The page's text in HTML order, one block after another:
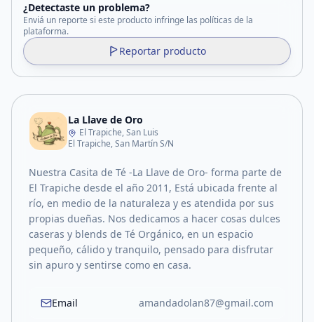
¿Detectaste un problema?
Enviá un reporte si este producto infringe las políticas de la
plataforma.
Reportar producto
La Llave de Oro
El Trapiche, San Luis
El Trapiche, San Martín S/N
Nuestra Casita de Té -La Llave de Oro- forma parte de
El Trapiche desde el año 2011, Está ubicada frente al
río, en medio de la naturaleza y es atendida por sus
propias dueñas. Nos dedicamos a hacer cosas dulces
caseras y blends de Té Orgánico, en un espacio
pequeño, cálido y tranquilo, pensado para disfrutar
sin apuro y sentirse como en casa.
Email amandadolan87@gmail.com